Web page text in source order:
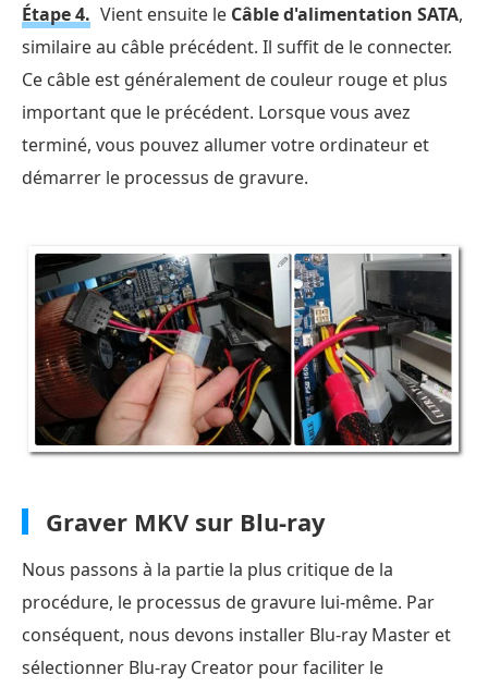
Étape 4. Vient ensuite le Câble d'alimentation SATA,
similaire au câble précédent. Il suffit de le connecter.
Ce câble est généralement de couleur rouge et plus
important que le précédent. Lorsque vous avez
terminé, vous pouvez allumer votre ordinateur et
démarrer le processus de gravure.
Graver MKV sur Blu-ray
Nous passons à la partie la plus critique de la
procédure, le processus de gravure lui-même. Par
conséquent, nous devons installer Blu-ray Master et
sélectionner Blu-ray Creator pour faciliter le